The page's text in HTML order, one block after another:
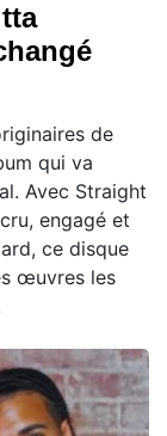
de
qui va
Avec Straight
engagé et
ce disque
œuvres les